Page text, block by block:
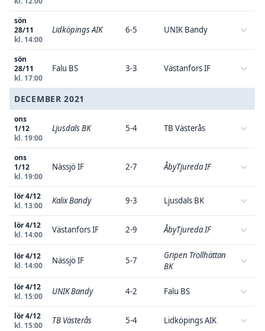
sön
28/11
kl. 14:00
Lidköpings AIK 6-5 UNIK Bandy
sön
28/11
kl. 17:00
Falu BS 3-3 Västanfors IF
DECEMBER 2021
ons
1/12
kl. 19:00
Ljusdals BK 5-4 TB Västerås
ons
1/12
kl. 19:00
Nässjö IF 2-7 ÅbyTjureda IF
lör 4/12
kl. 13:00
Kalix Bandy 9-3 Ljusdals BK
lör 4/12
kl. 14:00
Västanfors IF 2-9 ÅbyTjureda IF
lör 4/12
kl. 14:00
Nässjö IF 5-7
Gripen Trollhättan
BK
lör 4/12
kl. 15:00
UNIK Bandy 4-2 Falu BS
lör 4/12
kl. 15:00
TB Västerås 5-4 Lidköpings AIK